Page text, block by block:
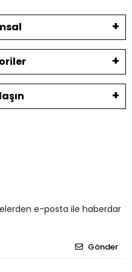
e-posta ile haberdar
Gönder